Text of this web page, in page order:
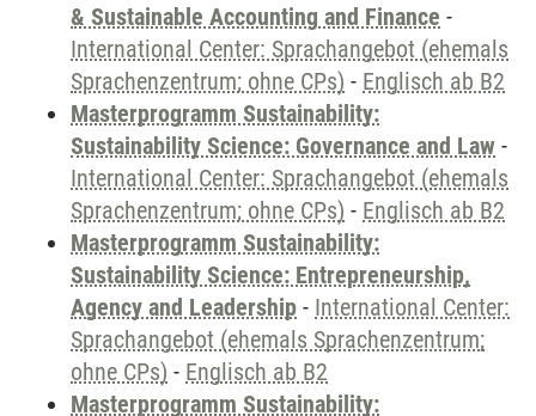
& Sustainable Accounting and Finance -
International Center: Sprachangebot (ehemals
Sprachenzentrum; ohne CPs) - Englisch ab B2
Masterprogramm Sustainability:
Sustainability Science: Governance and Law -
International Center: Sprachangebot (ehemals
Sprachenzentrum; ohne CPs) - Englisch ab B2
Masterprogramm Sustainability:
Sustainability Science: Entrepreneurship,
Agency and Leadership - International Center:
Sprachangebot (ehemals Sprachenzentrum;
ohne CPs) - Englisch ab B2
Masterprogramm Sustainability: